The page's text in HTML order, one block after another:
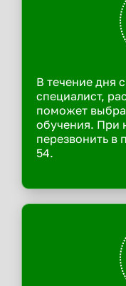
В течение дня
специалист,
поможет
обучения. При
перезвонить в
54.